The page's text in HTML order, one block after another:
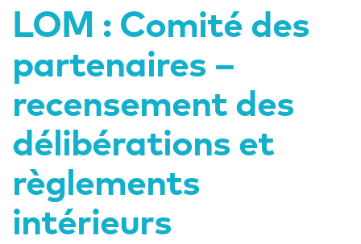
LOM : Comité des
partenaires –
recensement des
délibérations et
règlements
intérieurs